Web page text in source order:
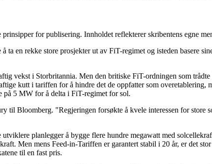
for publisering. Innholdet reflekterer skribentens egne
en rekke store prosjekter ut av FiT-regimet og isteden basere
vekst i Storbritannia. Men den britiske FiT-ordningen som
kutt i tariffen for å hindre det de oppfatter som overetablering,
på 5 MW for å delta i FiT-regimet for sol.
til Bloomberg. "Regjeringen forsøkte å kvele interessen for store
planlegger å bygge flere hundre megawatt med
Men mens Feed-in-Tariffen er garantert stabil i 20 år, er det
til en fast pris.